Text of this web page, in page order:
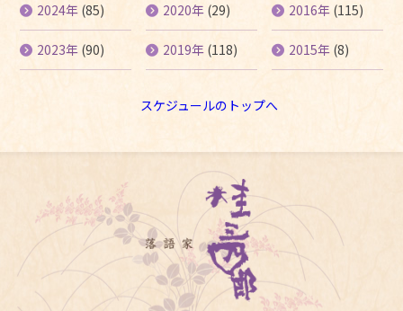
2024年 (85)
2023年 (90)
2020年 (29)
2019年 (118)
2016年(115)
2015年(8)
スケジュールのトップへ